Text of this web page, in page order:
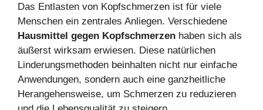
Das Entlasten von Kopfschmerzen ist für viele
Menschen ein zentrales Anliegen. Verschiedene
Hausmittel gegen Kopfschmerzen haben sich als
äußerst wirksam erwiesen. Diese natürlichen
Linderungsmethoden beinhalten nicht nur einfache
Anwendungen, sondern auch eine ganzheitliche
Herangehensweise, um Schmerzen zu reduzieren